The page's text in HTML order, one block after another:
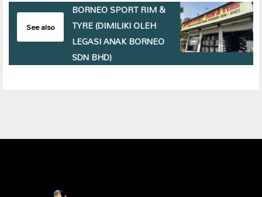
See also
BORNEO SPORT RIM &
TYRE (DIMILIKI OLEH
LEGASI ANAK BORNEO
SDN BHD)